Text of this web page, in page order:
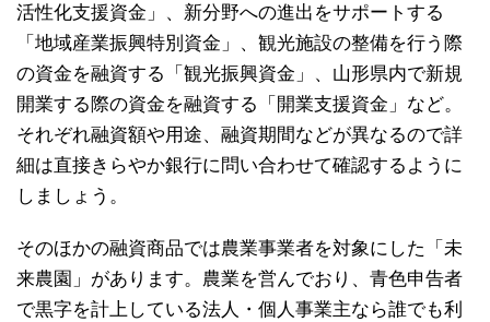
活性化支援資金」、新分野への進出をサポートする
「地域産業振興特別資金」、観光施設の整備を行う際
の資金を融資する「観光振興資金」、山形県内で新規
開業する際の資金を融資する「開業支援資金」など。
それぞれ融資額や用途、融資期間などが異なるので詳
細は直接きらやか銀行に問い合わせて確認するように
しましょう。
そのほかの融資商品では農業事業者を対象にした「未
来農園」があります。農業を営んでおり、青色申告者
で黒字を計上している法人・個人事業主なら誰でも利